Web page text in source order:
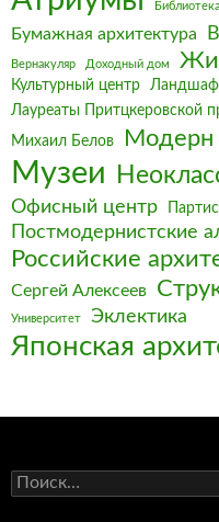
Библиотека
Бумажная архитектура
Вернакуляр Доходный дом
Культурный центр
Лауреаты Притцкеровской
Михаил Белов Модерн
Музеи
Офисный центр
Постмодернистские
Российские
Сергей Алексеев
Университет Эклектика
Японская
Найти: